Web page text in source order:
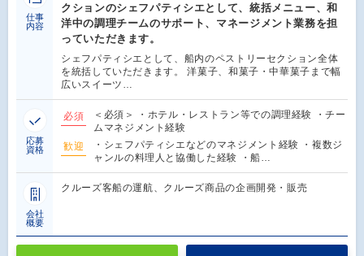
仕事
内容
クションのシェフパティシエとして、統括メニュー、和
洋中の調理チームのサポート、マネージメント業務を担
っていただきます。
シェフパティシエとして、船内のペストリーセクション全体
を統括していただきます。 洋菓子、和菓子・中華菓子まで幅
広いスイーツ…
応募
資格
必須
＜必須＞ ・ホテル・レストラン等での調理経験 ・チー
ムマネジメント経験
歓迎
・シェフパティシエなどのマネジメント経験 ・複数ジ
ャンルの料理人と協働した経験 ・船…
会社
概要
クルーズ客船の運航、クルーズ商品の企画開発・販売